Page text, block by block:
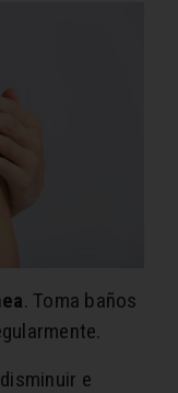
. Toma baños
e